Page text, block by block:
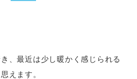
、最近は少し暖かく感じられる
えます。